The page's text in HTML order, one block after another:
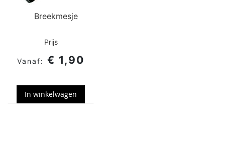
Breekmesje
Prijs
€ 1,90
In winkelwagen